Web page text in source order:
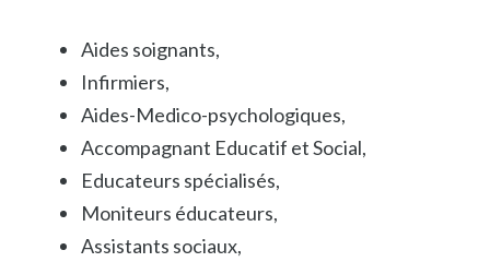
Aides soignants,
Infirmiers,
Aides-Medico-psychologiques,
Accompagnant Educatif et Social,
Educateurs spécialisés,
Moniteurs éducateurs,
Assistants sociaux,